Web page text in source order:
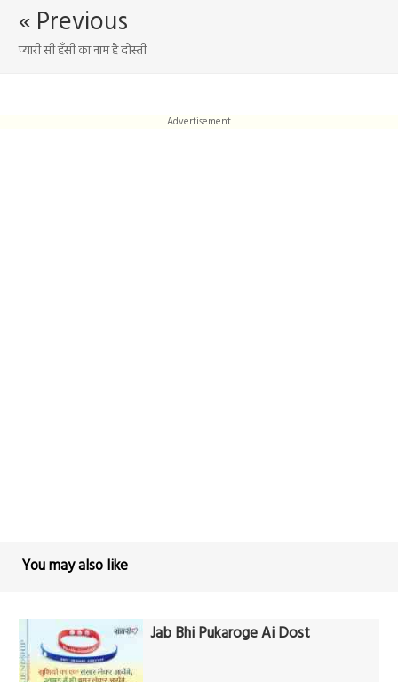
« Previous
प्यारी सी हँसी का नाम है दोस्ती
Advertisement
You may also like
Jab Bhi Pukaroge Ai Dost